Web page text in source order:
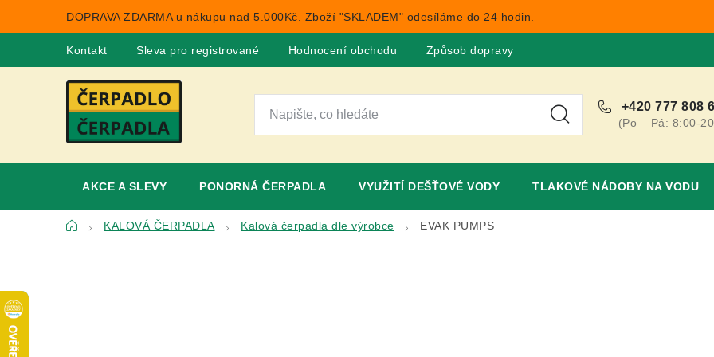
DOPRAVA ZDARMA u nákupu nad 5.000Kč. Zboží "SKLADEM" odesíláme do 24 hodin.
Kontakt Sleva pro registrované Hodnocení obchodu Způsob dopravy
+420 777 808
(Po – Pá: 8:00-
AKCE A SLEVY PONORNÁ ČERPADLA VYUŽITÍ DEŠŤOVÉ VODY TLAKOVÉ NÁDOBY NA VODU
DomůKALOVÁ ČERPADLA Kalová čerpadla dle výrobce EVAK PUMPS